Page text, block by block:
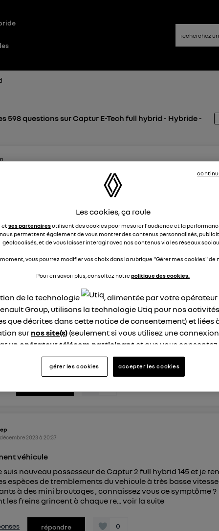
598 questions sur Captur E-Tech full hybrid - Hybride -
remettre le compteur à zéro sans effacer
de votre reponse
17
décembre 2023à14:39
des paramètres au redémarrage
redémarrage de Ma Captur E-TECH, cela s'ouvre
alors que je voudrais ECO que j'avais en éteignant et le
le premier trait. Comment...voir la suite
décembre 2023 à 20:37
véhicule
suis nouveau possesseur de Captur 2 full hybrid 145 et je
espèces de tremblements du vehicule à très basse vitesse
à des mini broutages , connaissez vous ce symptôme ?
les freins grincent à chaque re...voir la suite
répondre 0
Les cookies, ça roule
etses partenairesutilisent des cookies pour mesurer l'audience et la
permettent également de vous montrer des contenus personnalisés,
géolocalisés, et de vous laisser interagir avec nos contenus via les réseaux
vous pourrez modifier vos choix dans la rubrique "Gérer mes cookies" de
Pour en savoir plus, consultez notrepolitique des cookies.
de la technologie
, alimentée par votre
Group, utilisons la technologie Utiq pour nos
que décrites dans cette notice de consentement) et liées
sur nos site(s) (seulement si vous utilisez une
un opérateur télécom participant et que vous
site).
Utiq a été conçue pour la protection de vos données
en vous offrant choix et contrôle.
un identifiant créé par votre opérateur télécom basé sur
même connexion et ayant consenties se verront attribuer
mobile.
à tout moment retirer ce consentement surle portail
") ou via la page « gérer Utiq » en bas de ce site.
personnelles d'Utiq
gérer les cookies accepter les cookies